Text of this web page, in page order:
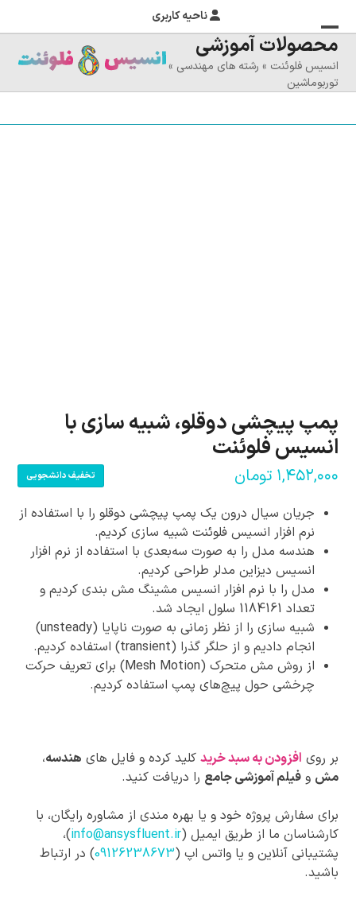
ناحیه کاربری
منوی
موبایل
را
تغییر
بستن
منوی
موبایل
محصولات آموزشی
انسیس فلوئنت » رشته های مهندسی »
توربوماشین
پمپ پیچشی دوقلو، شبیه سازی با
انسیس فلوئنت
۱,۴۵۲,۰۰۰ تومان تخفیف دانشجویی
جریان سیال درون یک پمپ پیچشی دوقلو را با استفاده از
نرم افزار انسیس فلوئنت شبیه سازی کردیم.
هندسه مدل را به صورت سه‌بعدی با استفاده از نرم افزار
انسیس دیزاین مدلر طراحی کردیم.
مدل را با نرم افزار انسیس مشینگ مش بندی کردیم و
تعداد 1184161 سلول ایجاد شد.
شبیه سازی را از نظر زمانی به صورت ناپایا (unsteady)
انجام دادیم و از حلگر گذرا (transient) استفاده کردیم.
از روش مش متحرک (Mesh Motion) برای تعریف حرکت
چرخشی حول پیچ‌های پمپ استفاده کردیم.
بر روی افزودن به سبد خرید کلید کرده و فایل های هندسه،
مش وفیلم آموزشی جامع را دریافت کنید.
برای سفارش پروژه خود و یا بهره مندی از مشاوره رایگان، با
کارشناسان ما از طریق ایمیل (info@ansysfluent.ir)،
پشتیبانی آنلاین و یا واتس اپ (09126238673) در ارتباط
باشید.